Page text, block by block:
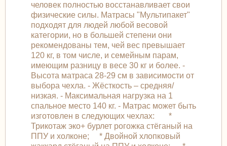
человек полностью восстанавливает свои
физические силы. Матрасы "Мультипакет"
подходят для людей любой весовой
категории, но в большей степени они
рекомендованы тем, чей вес превышает
120 кг, в том числе, и семейным парам,
имеющим разницу в весе 30 кг и более. -
Высота матраса 28-29 см в зависимости от
выбора чехла. - Жёсткость – средняя/
низкая. - Максимальная нагрузка на 1
спальное место 140 кг. - Матрас может быть
изготовлен в следующих чехлах: *
Трикотаж эко+ бурлет рогожка стёганый на
ППУ и холконе; * Двойной хлопковый